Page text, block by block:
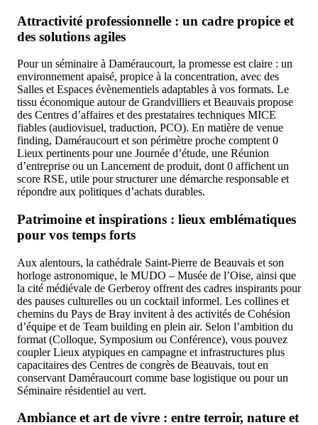
Attractivité professionnelle : un cadre propice et
des solutions agiles
Pour un séminaire à Daméraucourt, la promesse est claire : un
environnement apaisé, propice à la concentration, avec des
Salles et Espaces évènementiels adaptables à vos formats. Le
tissu économique autour de Grandvilliers et Beauvais propose
des Centres d’affaires et des prestataires techniques MICE
fiables (audiovisuel, traduction, PCO). En matière de venue
finding, Daméraucourt et son périmètre proche comptent 0
Lieux pertinents pour une Journée d’étude, une Réunion
d’entreprise ou un Lancement de produit, dont 0 affichent un
score RSE, utile pour structurer une démarche responsable et
répondre aux politiques d’achats durables.
Patrimoine et inspirations : lieux emblématiques
pour vos temps forts
Aux alentours, la cathédrale Saint-Pierre de Beauvais et son
horloge astronomique, le MUDO – Musée de l’Oise, ainsi que
la cité médiévale de Gerberoy offrent des cadres inspirants pour
des pauses culturelles ou un cocktail informel. Les collines et
chemins du Pays de Bray invitent à des activités de Cohésion
d’équipe et de Team building en plein air. Selon l’ambition du
format (Colloque, Symposium ou Conférence), vous pouvez
coupler Lieux atypiques en campagne et infrastructures plus
capacitaires des Centres de congrès de Beauvais, tout en
conservant Daméraucourt comme base logistique ou pour un
Séminaire résidentiel au vert.
Ambiance et art de vivre : entre terroir, nature et